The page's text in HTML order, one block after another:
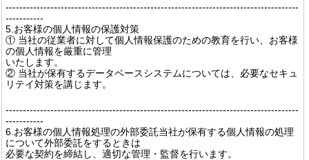
-------------------------------------------------------------------------------------
-----------
5.お客様の個人情報の保護対策
① 当社の従業者に対して個人情報保護のための教育を行い、お客様
の個人情報を厳重に管理
いたします。
② 当社が保有するデータベースシステムについては、必要なセキュ
リテイ対策を講じます。
-------------------------------------------------------------------------------------
-----------
6.お客様の個人情報処理の外部委託当社が保有する個人情報の処理
について外部委託をするときは
必要な契約を締結し、適切な管理・監督を行います。